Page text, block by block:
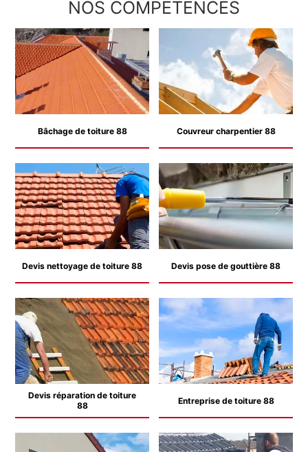
NOS COMPÉTENCES
Bâchage de toiture 88 Couvreur charpentier 88
Devis nettoyage de toiture 88 Devis pose de gouttière 88
Devis réparation de toiture
88
Entreprise de toiture 88